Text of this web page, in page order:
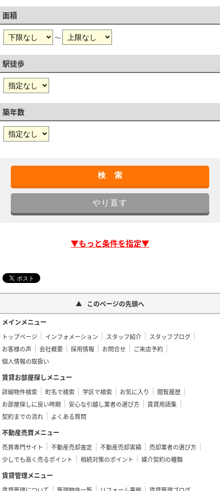
面積
～
駅徒歩
築年数
▼もっと条件を指定▼
このページの先頭へ
メインメニュー
トップページ インフォメーション スタッフ紹介
スタッフブログ
お客様の声
会社概要 採用情報 お問合せ
ご来店予約
個人情報の取扱い
賃貸お部屋探しメニュー
詳細物件検索 町名で検索 学区で検索 お気に入り
閲覧履歴
お部屋探しに良い時期
安心な引越し業者の選び方
賃貸用語集
契約までの流れ
よくある質問
不動産売買メニュー
売買専門サイト 不動産売却査定 不動産売却実績
売却業者の選び方
少しでも高く売るポイント
相続対策のポイント 媒介契約の種類
賃貸管理メニュー